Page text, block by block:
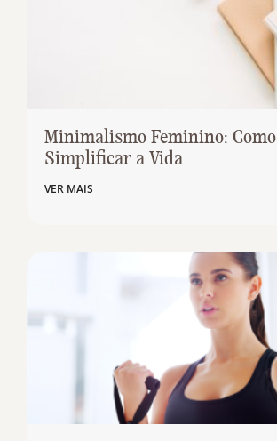
Minimalismo Feminino: Como
Simplificar a Vida
VER MAIS